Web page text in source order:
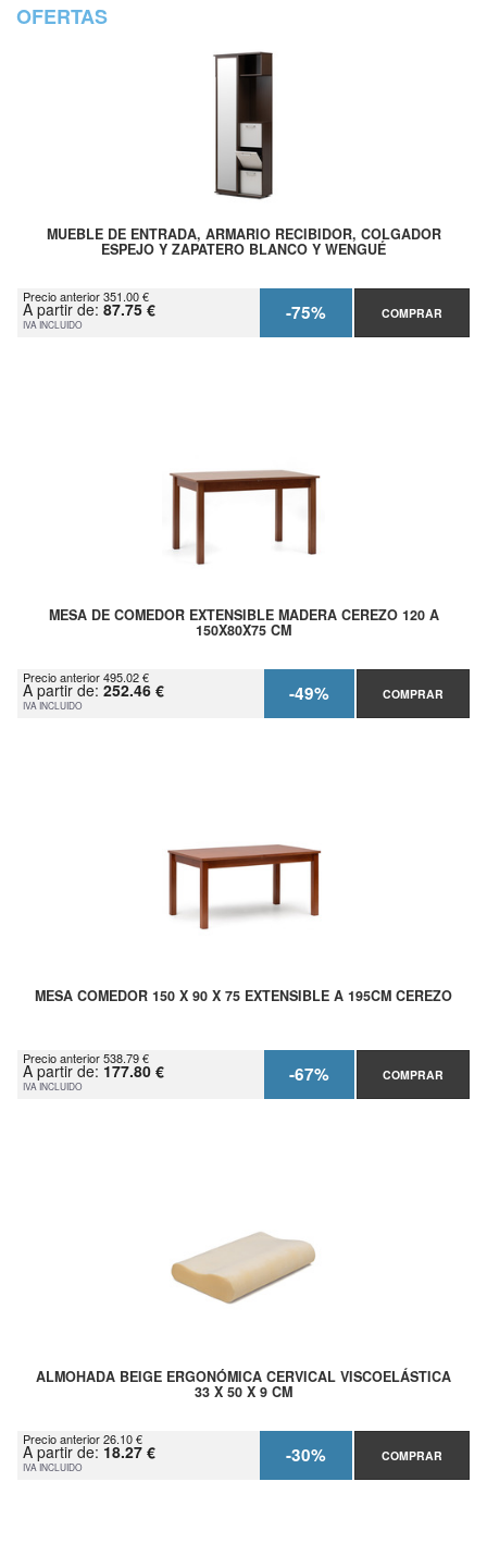
OFERTAS
MUEBLE DE ENTRADA, ARMARIO RECIBIDOR, COLGADOR
ESPEJO Y ZAPATERO BLANCO Y WENGUÉ
Precio anterior 351.00 €
A partir de: 87.75 €
IVA INCLUIDO -75% COMPRAR
MESA DE COMEDOR EXTENSIBLE MADERA CEREZO 120 A
150X80X75 CM
Precio anterior 495.02 €
A partir de: 252.46 €
IVA INCLUIDO -49% COMPRAR
MESA COMEDOR 150 X 90 X 75 EXTENSIBLE A 195CM CEREZO
Precio anterior 538.79 €
A partir de: 177.80 €
IVA INCLUIDO -67% COMPRAR
ALMOHADA BEIGE ERGONÓMICA CERVICAL VISCOELÁSTICA
33 X 50 X 9 CM
Precio anterior 26.10 €
A partir de: 18.27 €
IVA INCLUIDO -30% COMPRAR